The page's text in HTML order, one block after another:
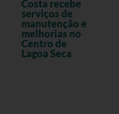
Costa recebe
serviços de
manutenção e
melhorias no
Centro de
Lagoa Seca